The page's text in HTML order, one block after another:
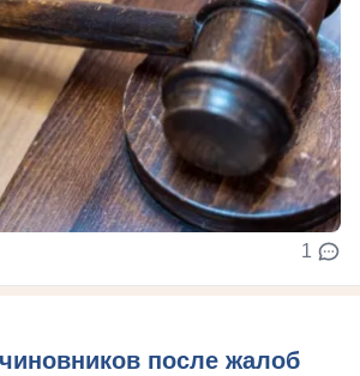
1
после жалоб